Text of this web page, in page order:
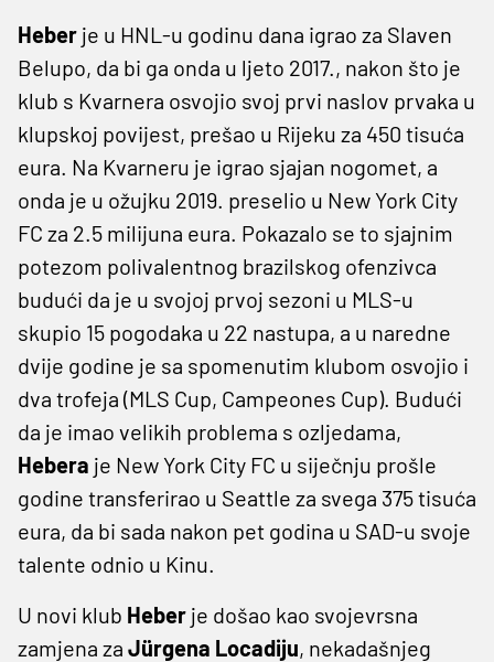
Heber je u HNL-u godinu dana igrao za Slaven
Belupo, da bi ga onda u ljeto 2017., nakon što je
klub s Kvarnera osvojio svoj prvi naslov prvaka u
klupskoj povijest, prešao u Rijeku za 450 tisuća
eura. Na Kvarneru je igrao sjajan nogomet, a
onda je u ožujku 2019. preselio u New York City
FC za 2.5 milijuna eura. Pokazalo se to sjajnim
potezom polivalentnog brazilskog ofenzivca
budući da je u svojoj prvoj sezoni u MLS-u
skupio 15 pogodaka u 22 nastupa, a u naredne
dvije godine je sa spomenutim klubom osvojio i
dva trofeja (MLS Cup, Campeones Cup). Budući
da je imao velikih problema s ozljedama,
Hebera je New York City FC u siječnju prošle
godine transferirao u Seattle za svega 375 tisuća
eura, da bi sada nakon pet godina u SAD-u svoje
talente odnio u Kinu.
U novi klub Heber je došao kao svojevrsna
zamjena za Jürgena Locadiju, nekadašnjeg